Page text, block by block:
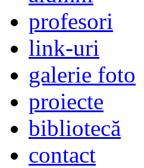
profesori
link-uri
galerie foto
proiecte
bibliotecă
contact